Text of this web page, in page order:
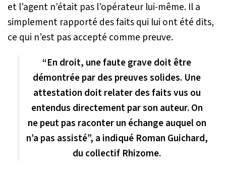
et l’agent n’était pas l’opérateur lui-même. Il a
simplement rapporté des faits qui lui ont été dits,
ce qui n’est pas accepté comme preuve.
“En droit, une faute grave doit être
démontrée par des preuves solides. Une
attestation doit relater des faits vus ou
entendus directement par son auteur. On
ne peut pas raconter un échange auquel on
n’a pas assisté”, a indiqué Roman Guichard,
du collectif Rhizome.